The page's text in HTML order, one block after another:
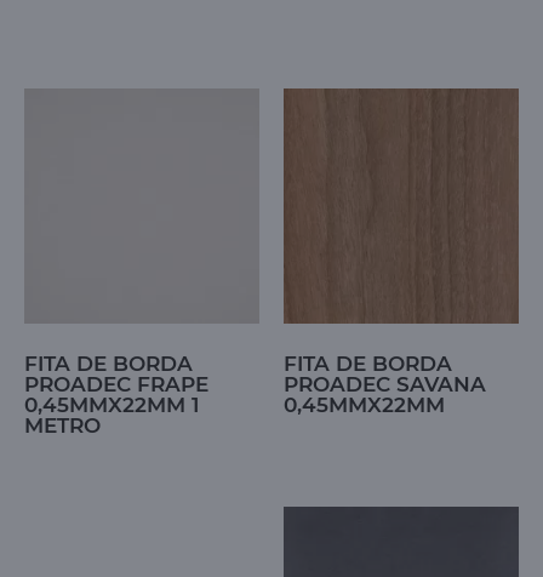
FITA DE BORDA
PROADEC FRAPE
0,45MMX22MM 1
METRO
FITA DE BORDA
PROADEC SAVANA
0,45MMX22MM